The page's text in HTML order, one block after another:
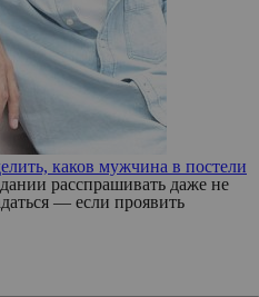
каков мужчина в постели
расспрашивать даже не
— если проявить